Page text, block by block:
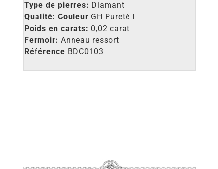
Type de pierres: Diamant
Qualité: Couleur GH Pureté I
Poids en carats: 0,02 carat
Fermoir: Anneau ressort
Référence BDC0103